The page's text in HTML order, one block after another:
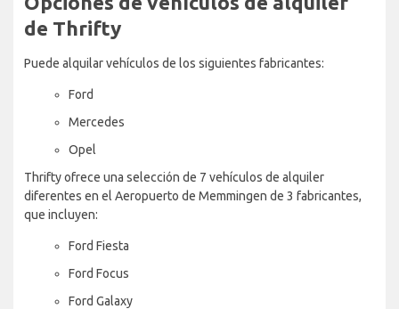
de Thrifty
Puede alquilar vehículos de los siguientes fabricantes:
Ford
Mercedes
Opel
Thrifty ofrece una selección de 7 vehículos de alquiler
diferentes en el Aeropuerto de Memmingen de 3 fabricantes,
que incluyen:
Ford Fiesta
Ford Focus
Ford Galaxy